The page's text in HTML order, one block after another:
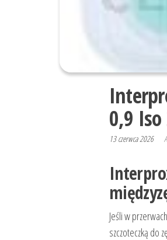
0,9
13 czerwca 2026
Jeśli w
szczoteczką do